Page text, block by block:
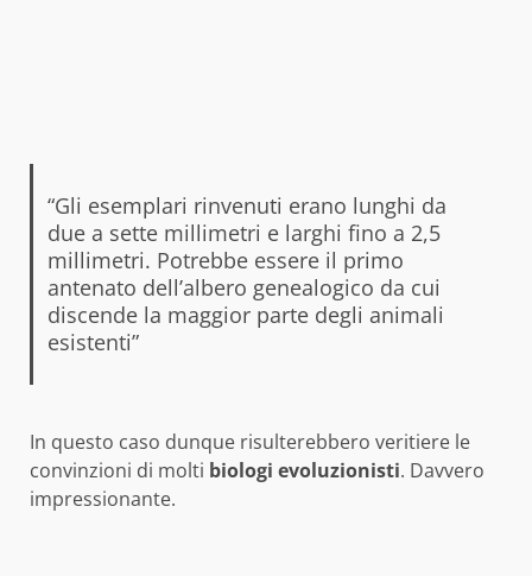
“Gli esemplari rinvenuti erano lunghi da
due a sette millimetri e larghi fino a 2,5
millimetri. Potrebbe essere il primo
antenato dell’albero genealogico da cui
discende la maggior parte degli animali
esistenti”
In questo caso dunque risulterebbero veritiere le
convinzioni di molti biologi evoluzionisti. Davvero
impressionante.